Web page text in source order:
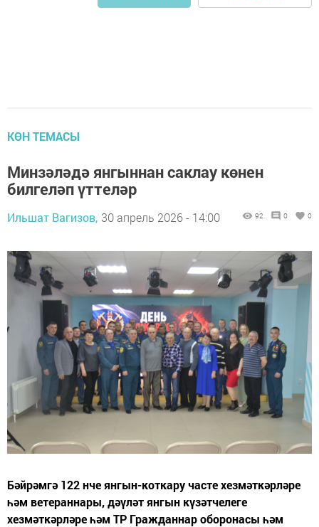
КӨН ТЕМАСЫ
Минзәләдә янгыннан саклау көнен
билгеләп үттеләр
Ильшат Вагизов, 30 апрель 2026 - 14:00 92 0 0
Бәйрәмгә 122 нче янгын-коткару часте хезмәткәрләре
һәм ветераннары, дәүләт янгын күзәтчелеге
хезмәткәрләре һәм ТР Гражданнар оборонасы һәм